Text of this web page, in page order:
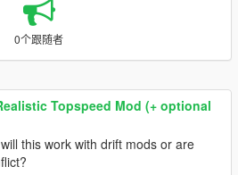
0个跟随者
Topspeed Mod (+ optional
this work with drift mods or are